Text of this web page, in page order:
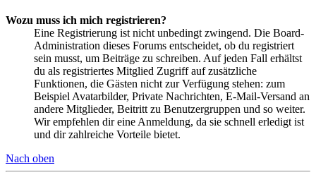
Wozu muss ich mich registrieren?
Eine Registrierung ist nicht unbedingt zwingend. Die Board-
Administration dieses Forums entscheidet, ob du registriert
sein musst, um Beiträge zu schreiben. Auf jeden Fall erhältst
du als registriertes Mitglied Zugriff auf zusätzliche
Funktionen, die Gästen nicht zur Verfügung stehen: zum
Beispiel Avatarbilder, Private Nachrichten, E-Mail-Versand an
andere Mitglieder, Beitritt zu Benutzergruppen und so weiter.
Wir empfehlen dir eine Anmeldung, da sie schnell erledigt ist
und dir zahlreiche Vorteile bietet.
Nach oben